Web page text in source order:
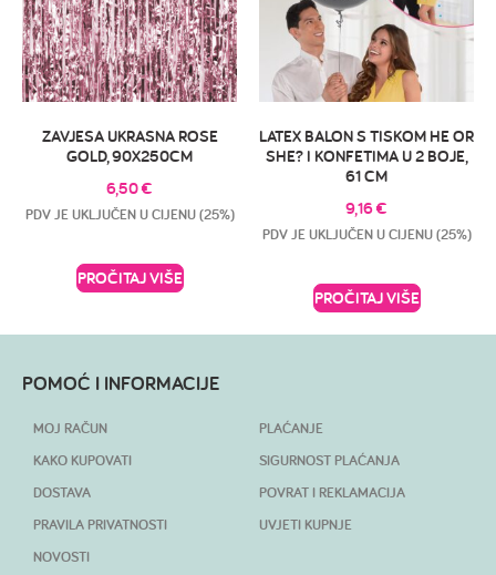
ZAVJESA UKRASNA ROSE
GOLD, 90X250CM
6,50€
PDV JE UKLJUČEN U CIJENU (25%)
PROČITAJ VIŠE
LATEX BALON S TISKOM HE OR
SHE? I KONFETIMA U 2 BOJE,
61 CM
9,16€
PDV JE UKLJUČEN U CIJENU (25%)
PROČITAJ VIŠE
POMOĆ I INFORMACIJE
MOJ RAČUN
KAKO KUPOVATI
DOSTAVA
PRAVILA PRIVATNOSTI
NOVOSTI
PLAĆANJE
SIGURNOST PLAĆANJA
POVRAT I REKLAMACIJA
UVJETI KUPNJE